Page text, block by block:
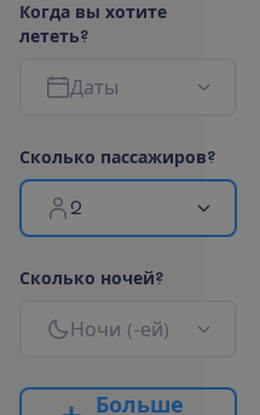
Когда вы хотите
лететь?
Даты
Сколько пассажиров?
2
Сколько ночей?
Ночи (-ей)
Больше